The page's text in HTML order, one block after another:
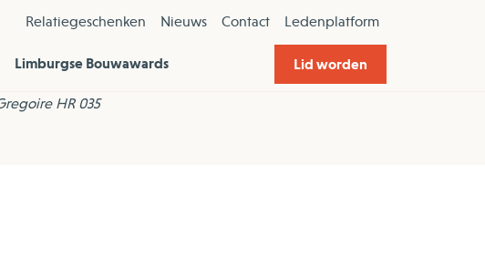
Limburgse Bouwawards Lid worden
Relatiegeschenken Nieuws Contact Ledenplatform